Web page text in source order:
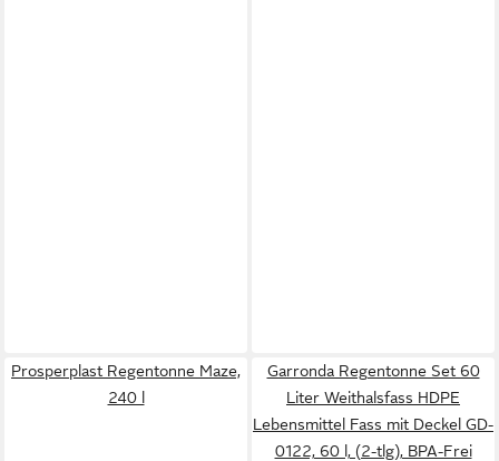
Prosperplast Regentonne Maze,
240 l
Garronda Regentonne Set 60
Liter Weithalsfass HDPE
Lebensmittel Fass mit Deckel GD-
0122, 60 l, (2-tlg), BPA-Frei